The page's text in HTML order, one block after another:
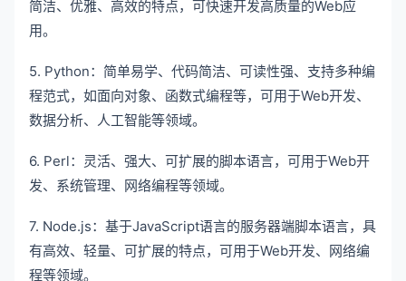
简洁、优雅、高效的特点，可快速开发高质量的Web应
用。
5. Python：简单易学、代码简洁、可读性强、支持多种编
程范式，如面向对象、函数式编程等，可用于Web开发、
数据分析、人工智能等领域。
6. Perl：灵活、强大、可扩展的脚本语言，可用于Web开
发、系统管理、网络编程等领域。
7. Node.js：基于JavaScript语言的服务器端脚本语言，具
有高效、轻量、可扩展的特点，可用于Web开发、网络编
程等领域。